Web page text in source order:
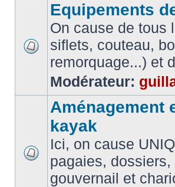
Equipements
On cause de tous
siflets, couteau,
remorquage...) et
Modérateur:
Aménagement
kayak
Ici, on cause
pagaies,
gouvernail et